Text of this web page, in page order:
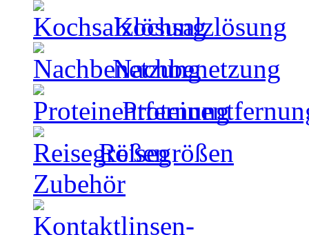
Kochsalzlösung
Nachbenetzung
Reisegrößen
Zubehör